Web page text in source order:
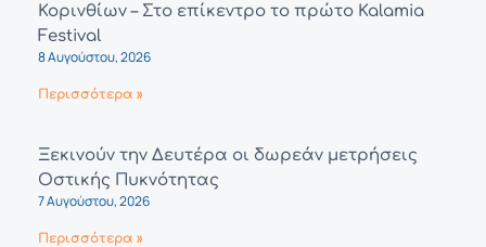
Κορινθίων – Στο επίκεντρο το πρώτο Kalamia
Festival
8 Αυγούστου, 2026
Περισσότερα »
Ξεκινούν την Δευτέρα οι δωρεάν μετρήσεις
Οστικής Πυκνότητας
7 Αυγούστου, 2026
Περισσότερα »